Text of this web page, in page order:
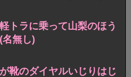
トラに乗って山梨のほう
無し)
靴のダイヤルいじりはじ